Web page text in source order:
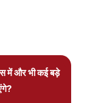
में और भी कई बड़े